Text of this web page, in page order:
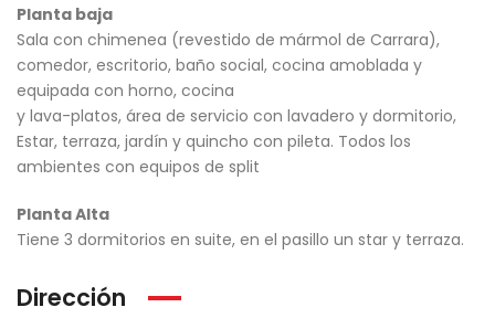
Planta baja
Sala con chimenea (revestido de mármol de Carrara),
comedor, escritorio, baño social, cocina amoblada y
equipada con horno, cocina
y lava-platos, área de servicio con lavadero y dormitorio,
Estar, terraza, jardín y quincho con pileta. Todos los
ambientes con equipos de split
Planta Alta
Tiene 3 dormitorios en suite, en el pasillo un star y terraza.
Dirección